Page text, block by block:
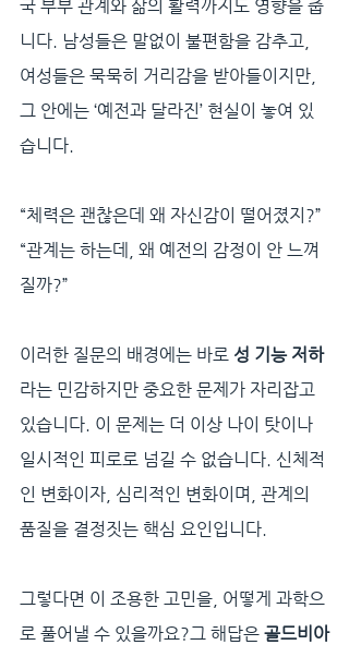
국 부부 관계와 삶의 활력까지도 영향을 줍
니다. 남성들은 말없이 불편함을 감추고,
여성들은 묵묵히 거리감을 받아들이지만,
그 안에는 ‘예전과 달라진’ 현실이 놓여 있
습니다.
“체력은 괜찮은데 왜 자신감이 떨어졌지?”
“관계는 하는데, 왜 예전의 감정이 안 느껴
질까?”
이러한 질문의 배경에는 바로 성 기능 저하
라는 민감하지만 중요한 문제가 자리잡고
있습니다. 이 문제는 더 이상 나이 탓이나
일시적인 피로로 넘길 수 없습니다. 신체적
인 변화이자, 심리적인 변화이며, 관계의
품질을 결정짓는 핵심 요인입니다.
그렇다면 이 조용한 고민을, 어떻게 과학으
로 풀어낼 수 있을까요?그 해답은 골드비아